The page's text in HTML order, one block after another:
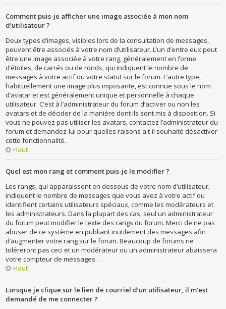
Comment puis-je afficher une image associée à mon nom
d’utilisateur ?
Deux types d’images, visibles lors de la consultation de messages,
peuvent être associés à votre nom d’utilisateur. L’un d’entre eux peut
être une image associée à votre rang, généralement en forme
d’étoiles, de carrés ou de ronds, qui indiquent le nombre de
messages à votre actif ou votre statut sur le forum. L’autre type,
habituellement une image plus imposante, est connue sous le nom
d’avatar et est généralement unique et personnelle à chaque
utilisateur. C’est à l’administrateur du forum d’activer ou non les
avatars et de décider de la manière dont ils sont mis à disposition. Si
vous ne pouvez pas utiliser les avatars, contactez l’administrateur du
forum et demandez-lui pour quelles raisons a t-il souhaité désactiver
cette fonctionnalité.
Haut
Quel est mon rang et comment puis-je le modifier ?
Les rangs, qui apparaissent en dessous de votre nom d’utilisateur,
indiquent le nombre de messages que vous avez à votre actif ou
identifient certains utilisateurs spéciaux, comme les modérateurs et
les administrateurs. Dans la plupart des cas, seul un administrateur
du forum peut modifier le texte des rangs du forum. Merci de ne pas
abuser de ce système en publiant inutilement des messages afin
d’augmenter votre rang sur le forum. Beaucoup de forums ne
toléreront pas ceci et un modérateur ou un administrateur abaissera
votre compteur de messages.
Haut
Lorsque je clique sur le lien de courriel d’un utilisateur, il m’est
demandé de me connecter ?